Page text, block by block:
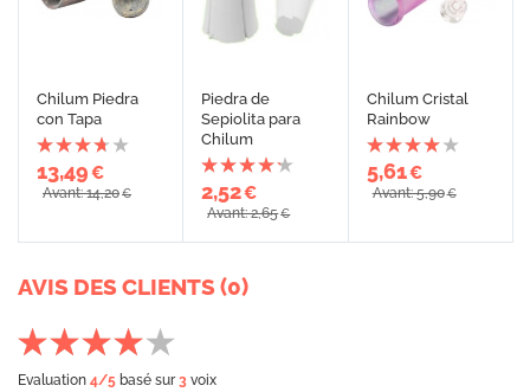
Chilum Piedra
con Tapa
13,49€
Avant: 14,20€
Piedra de
Sepiolita para
Chilum
2,52€
Avant: 2,65€
Chilum Cristal
Rainbow
5,61€
Avant: 5,90€
AVIS DES CLIENTS (0)
Evaluation 4/5 basé sur3 voix